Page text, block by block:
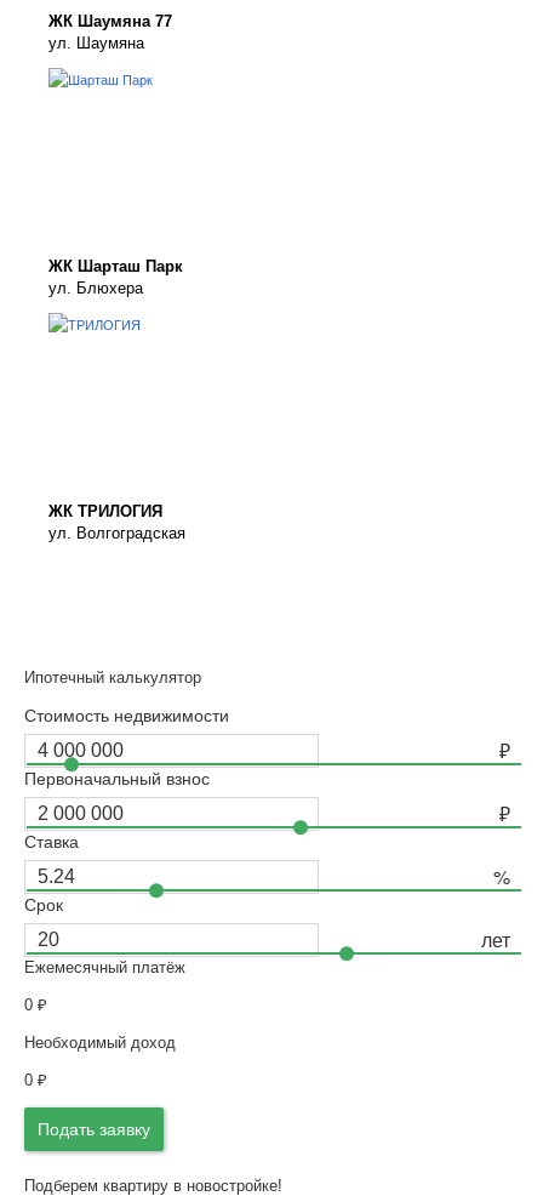
ЖК Шаумяна 77
ул. Шаумяна
ЖК Шарташ Парк
ул. Блюхера
ЖК ТРИЛОГИЯ
ул. Волгоградская
Ипотечный калькулятор
Стоимость недвижимости
Первоначальный взнос
Ставка
Срок
Ежемесячный платёж
0 ₽
Необходимый доход
0 ₽
Подать заявку
Подберем квартиру в новостройке!